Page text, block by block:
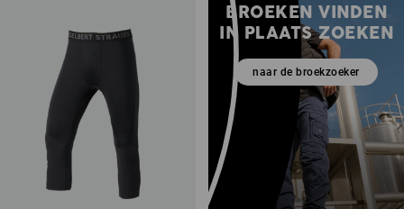
BROEKEN VINDEN
IN PLAATS ZOEKEN
naar de broekzoeker